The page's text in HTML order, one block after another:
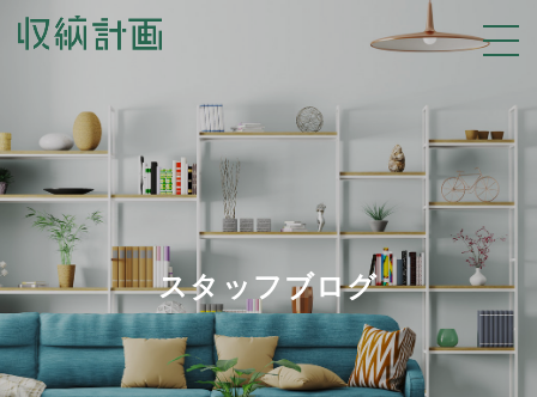
スタッフブログ